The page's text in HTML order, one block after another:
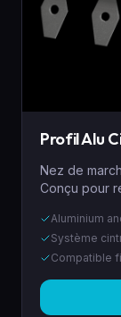
Profil Alu
Nez de
Conçu pour
permettant
estrades en
Aluminium
Système
Compatible